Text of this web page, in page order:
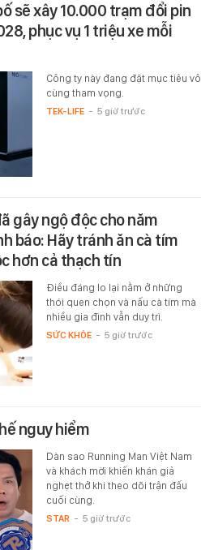
sẽ xây 10.000 trạm đổi pin
phục vụ 1 triệu xe mỗi
Công ty này đang đặt mục tiêu vô
cùng tham vọng.
TEK-LIFE - 5 giờ trước
gây ngộ độc cho năm
báo: Hãy tránh ăn cà tím
hơn cả thạch tín
Điều đáng lo lại nằm ở những
thói quen chọn và nấu cà tím mà
nhiều gia đình vẫn duy trì.
SỨC KHỎE - 5 giờ trước
nguy hiểm
Dàn sao Running Man Việt Nam
và khách mời khiến khán giả
nghẹt thở khi theo dõi trận đấu
cuối cùng.
STAR - 5 giờ trước